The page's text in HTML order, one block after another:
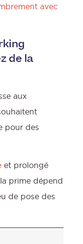
avec
de la
aux
pour des
et prolongé
prime dépend
de pose des